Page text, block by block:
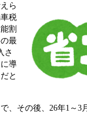
ら
税
割
最
さ
導
と
、その後、26年1～